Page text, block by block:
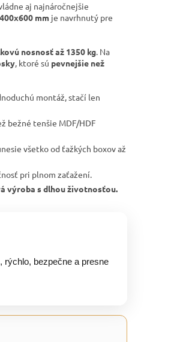
aj najnáročnejšie
mm je navrhnutý pre
nosnosť až 1350 kg. Na
, ktoré sú pevnejšie než
montáž, stačí len
bežné tenšie MDF/HDF
všetko od ťažkých boxov až
pri plnom zaťažení.
výroba s dlhou životnosťou.
rýchlo, bezpečne a presne